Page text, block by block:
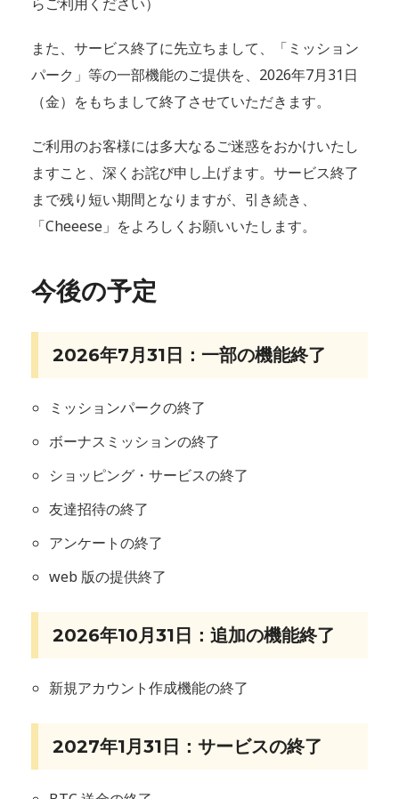
また、サービス終了に先立ちまして、「ミッション
パーク」等の一部機能のご提供を、2026年7月31日
（金）をもちまして終了させていただきます。
ご利用のお客様には多大なるご迷惑をおかけいたし
ますこと、深くお詫び申し上げます。サービス終了
まで残り短い期間となりますが、引き続き、
「Cheeese」をよろしくお願いいたします。
今後の予定
2026年7月31日：一部の機能終了
ミッションパークの終了
ボーナスミッションの終了
ショッピング・サービスの終了
友達招待の終了
アンケートの終了
web 版の提供終了
2026年10月31日：追加の機能終了
新規アカウント作成機能の終了
2027年1月31日：サービスの終了